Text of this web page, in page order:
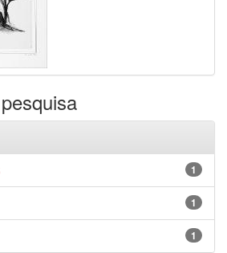
1
1
1